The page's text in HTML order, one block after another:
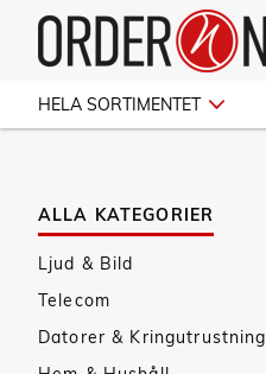
HELA SORTIMENTET
ALLA KATEGORIER
Ljud & Bild
Telecom
Datorer & Kringutrustning